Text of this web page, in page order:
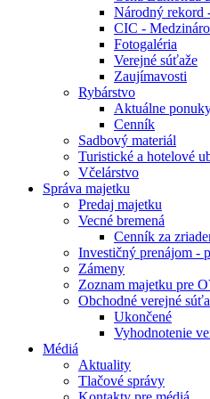
Národný rekord
CIC -
Fotogaléria
Verejné súťaže
Zaujímavosti
Rybárstvo
Aktuálne
Cenník
Sadbový materiál
Turistické a hotelové
Včelárstvo
Správa majetku
Predaj majetku
Vecné bremená
Cenník za
Investičný prenájom -
Zámeny
Zoznam majetku pre
Obchodné verejné
Ukončené
Vyhodnotenie
Médiá
Aktuality
Tlačové správy